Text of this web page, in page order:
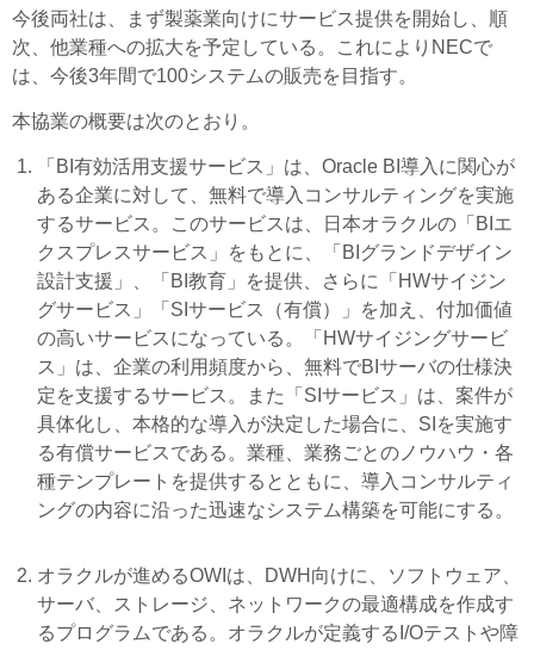
今後両社は、まず製薬業向けにサービス提供を開始し、順
次、他業種への拡大を予定している。これによりNECで
は、今後3年間で100システムの販売を目指す。
本協業の概要は次のとおり。
「BI有効活用支援サービス」は、Oracle BI導入に関心が
ある企業に対して、無料で導入コンサルティングを実施
するサービス。このサービスは、日本オラクルの「BIエ
クスプレスサービス」をもとに、「BIグランドデザイン
設計支援」、「BI教育」を提供、さらに「HWサイジン
グサービス」「SIサービス（有償）」を加え、付加価値
の高いサービスになっている。「HWサイジングサービ
ス」は、企業の利用頻度から、無料でBIサーバの仕様決
定を支援するサービス。また「SIサービス」は、案件が
具体化し、本格的な導入が決定した場合に、SIを実施す
る有償サービスである。業種、業務ごとのノウハウ・各
種テンプレートを提供するとともに、導入コンサルティ
ングの内容に沿った迅速なシステム構築を可能にする。
オラクルが進めるOWIは、DWH向けに、ソフトウェア、
サーバ、ストレージ、ネットワークの最適構成を作成す
るプログラムである。オラクルが定義するI/Oテストや障